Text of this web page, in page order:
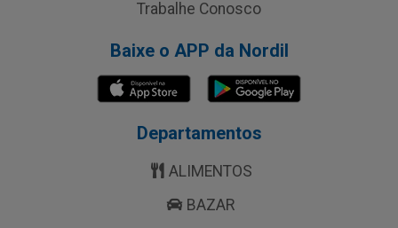
Trabalhe Conosco
Baixe o APP da Nordil
Departamentos
ALIMENTOS
BAZAR